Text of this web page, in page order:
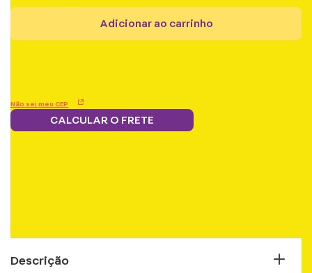
adicionar ao carrinho
Não sei meu CEP
CALCULAR O FRETE
Descrição